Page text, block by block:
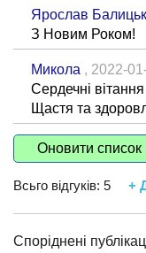
Ярослав
З Новим Роком!
Микола , 2022-
Сердечні
Щастя та
Оновити список
Всьго відгуків: 5 +
Споріднені